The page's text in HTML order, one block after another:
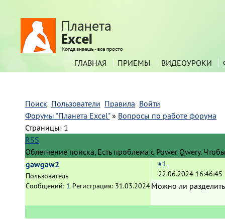
ГЛАВНАЯ ПРИЕМЫ ВИДЕОУРОКИ
Поиск Пользователи Правила Войти
Форумы "Планета Excel" » Вопросы по работе форума
Страницы: 1
RSS
Облегчение поиска, Есть проблема с Power Qwery.
gawgaw2
Пользователь
Сообщений: 1 Регистрация: 31.03.2024
#1
22.06.2024 16:46:45
Можно ли